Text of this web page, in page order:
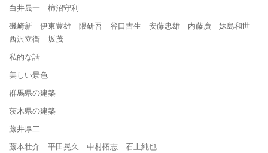
白井晟一 柿沼守利
磯崎新 伊東豊雄 隈研吾 谷口吉生 安藤忠雄 内藤廣 妹島和世
西沢立衛 坂茂
私的な話
美しい景色
群馬県の建築
茨木県の建築
藤井厚二
藤本壮介 平田晃久 中村拓志 石上純也